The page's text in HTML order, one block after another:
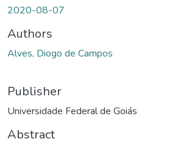
2020-08-07
Authors
Alves, Diogo de Campos
Publisher
Universidade Federal de Goiás
Abstract